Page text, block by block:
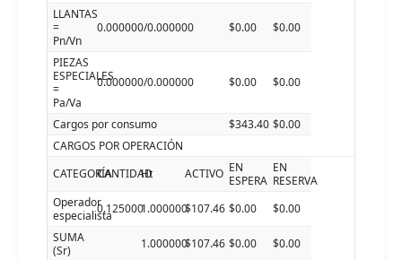
LLANTAS
=
Pn/Vn
0.000000/0.000000 $0.00 $0.00
PIEZAS
ESPECIALES
=
Pa/Va
0.000000/0.000000 $0.00 $0.00
Cargos por consumo $343.40 $0.00
CARGOS POR OPERACIÓN
CATEGORÍACANTIDAD
Ht ACTIVO EN
ESPERA
EN
RESERVA
Operador
especialista0.1250001.000000$107.46 $0.00
$0.00
SUMA
(Sr)
1.000000$107.46 $0.00
$0.00